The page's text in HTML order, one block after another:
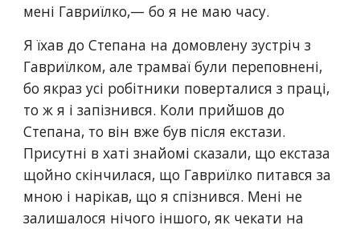
мені Гавриїлко,— бо я не маю часу.
Я їхав до Степана на домовлену зустріч з
Гавриїлком, але трамваї були переповнені,
бо якраз усі робітники поверталися з праці,
то ж я і запізнився. Коли прийшов до
Степана, то він вже був після екстази.
Присутні в хаті знайомі сказали, що екстаза
щойно скінчилася, що Гавриїлко питався за
мною і нарікав, що я спізнився. Мені не
залишалося нічого іншого, як чекати на